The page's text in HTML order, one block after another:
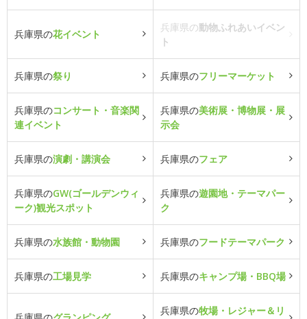
兵庫県の花イベント
兵庫県の動物ふれあいイベン
ト
兵庫県の祭り 兵庫県のフリーマーケット
兵庫県のコンサート・音楽関
連イベント
兵庫県の美術展・博物展・展
示会
兵庫県の演劇・講演会 兵庫県のフェア
兵庫県のGW(ゴールデンウィ
ーク)観光スポット
兵庫県の遊園地・テーマパー
ク
兵庫県の水族館・動物園 兵庫県のフードテーマパーク
兵庫県の工場見学 兵庫県のキャンプ場・BBQ場
兵庫県の牧場・レジャー＆リ